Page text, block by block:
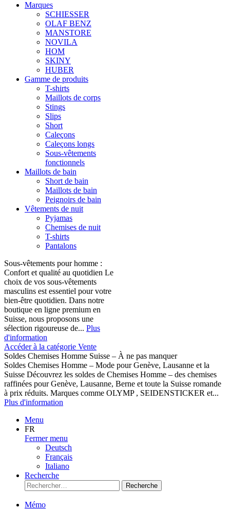
Marques
SCHIESSER
OLAF BENZ
MANSTORE
NOVILA
HOM
SKINY
HUBER
Gamme de produits
T-shirts
Maillots de corps
Stings
Slips
Short
Caleçons
Caleçons longs
Sous-vêtements
fonctionnels
Maillots de bain
Short de bain
Maillots de bain
Peignoirs de bain
Vêtements de nuit
Pyjamas
Chemises de nuit
T-shirts
Pantalons
Sous-vêtements pour homme :
Confort et qualité au quotidien Le
choix de vos sous-vêtements
masculins est essentiel pour votre
bien-être quotidien. Dans notre
boutique en ligne premium en
Suisse, nous proposons une
sélection rigoureuse de... Plus
d'information
Accéder à la catégorie Vente
Soldes Chemises Homme Suisse – À ne pas manquer
Soldes Chemises Homme – Mode pour Genève, Lausanne et la
Suisse Découvrez les soldes de Chemises Homme – des chemises
raffinées pour Genève, Lausanne, Berne et toute la Suisse romande
à prix réduits. Marques comme OLYMP , SEIDENSTICKER et...
Plus d'information
Menu
FR
Fermer menu
Deutsch
Français
Italiano
Recherche
Recherche
Mémo